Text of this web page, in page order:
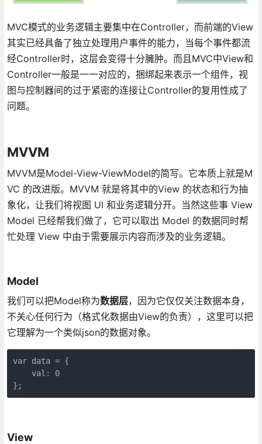
MVC模式的业务逻辑主要集中在Controller，而前端的View
其实已经具备了独立处理用户事件的能力，当每个事件都流
经Controller时，这层会变得十分臃肿。而且MVC中View和
Controller一般是一一对应的，捆绑起来表示一个组件，视
图与控制器间的过于紧密的连接让Controller的复用性成了
问题。
MVVM
MVVM是Model-View-ViewModel的简写。它本质上就是M
VC 的改进版。MVVM 就是将其中的View 的状态和行为抽
象化，让我们将视图 UI 和业务逻辑分开。当然这些事 View
Model 已经帮我们做了，它可以取出 Model 的数据同时帮
忙处理 View 中由于需要展示内容而涉及的业务逻辑。
Model
我们可以把Model称为数据层，因为它仅仅关注数据本身，
不关心任何行为（格式化数据由View的负责），这里可以把
它理解为一个类似json的数据对象。
var data = {
    val: 0
};
View